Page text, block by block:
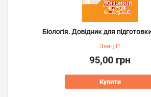
Біологія. Довідник для
Заяц Р.
95,00 грн
Купити